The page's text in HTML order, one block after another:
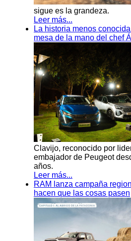
sigue es la grandeza.
Leer más...
La historia menos
mesa de la mano del chef
Clavijo, reconocido por
embajador de Peugeot
años.
Leer más...
RAM lanza campaña
hacen que las cosas pasen